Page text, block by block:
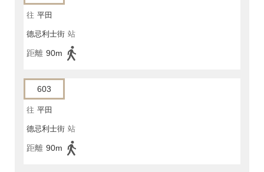
往 平田
德忌利士街 站
距離 90m
603
往 平田
德忌利士街 站
距離 90m